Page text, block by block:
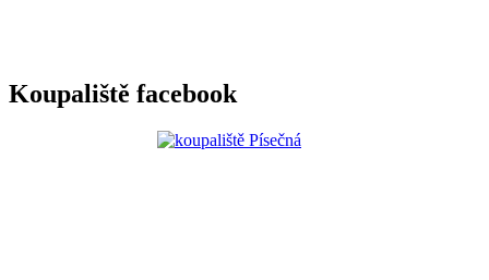
Koupaliště facebook